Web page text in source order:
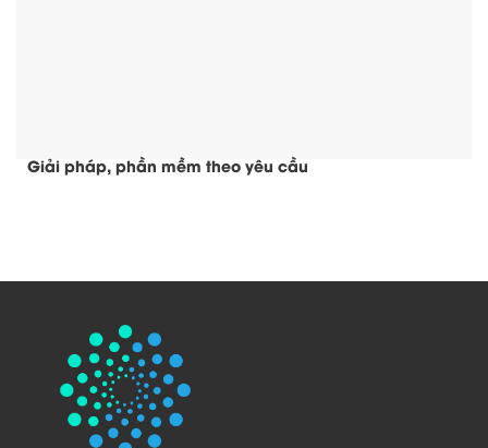
Giải pháp, phần mềm theo yêu cầu